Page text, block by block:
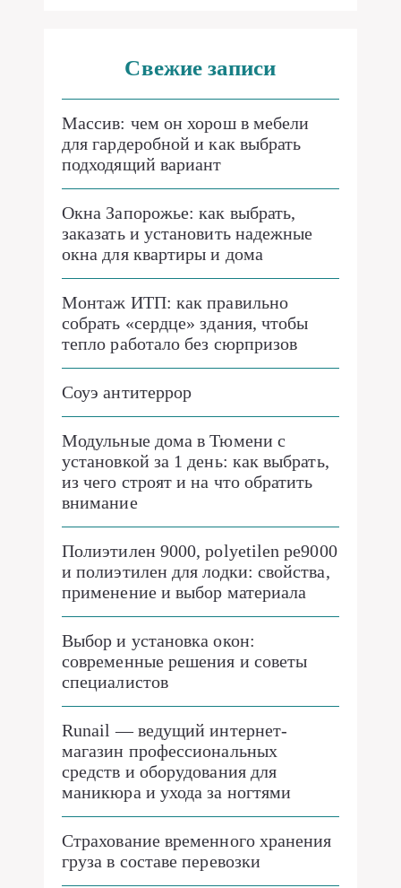
Свежие записи
Массив: чем он хорош в мебели
для гардеробной и как выбрать
подходящий вариант
Окна Запорожье: как выбрать,
заказать и установить надежные
окна для квартиры и дома
Монтаж ИТП: как правильно
собрать «сердце» здания, чтобы
тепло работало без сюрпризов
Соуэ антитеррор
Модульные дома в Тюмени с
установкой за 1 день: как выбрать,
из чего строят и на что обратить
внимание
Полиэтилен 9000, polyetilen pe9000
и полиэтилен для лодки: свойства,
применение и выбор материала
Выбор и установка окон:
современные решения и советы
специалистов
Runail — ведущий интернет-
магазин профессиональных
средств и оборудования для
маникюра и ухода за ногтями
Страхование временного хранения
груза в составе перевозки